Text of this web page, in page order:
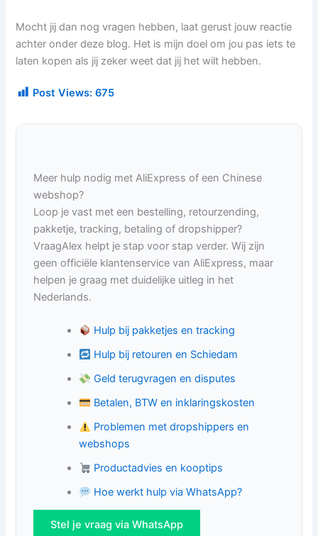
Mocht jij dan nog vragen hebben, laat gerust jouw reactie
achter onder deze blog. Het is mijn doel om jou pas iets te
laten kopen als jij zeker weet dat jij het wilt hebben.
Post Views: 675
Meer hulp nodig met AliExpress of een Chinese
webshop?
Loop je vast met een bestelling, retourzending,
pakketje, tracking, betaling of dropshipper?
VraagAlex helpt je stap voor stap verder. Wij zijn
geen officiële klantenservice van AliExpress, maar
helpen je graag met duidelijke uitleg in het
Nederlands.
Hulp bij pakketjes en tracking
Hulp bij retouren en Schiedam
Geld terugvragen en disputes
Betalen, BTW en inklaringskosten
Problemen met dropshippers en
webshops
Productadvies en kooptips
Hoe werkt hulp via WhatsApp?
Stel je vraag via WhatsApp